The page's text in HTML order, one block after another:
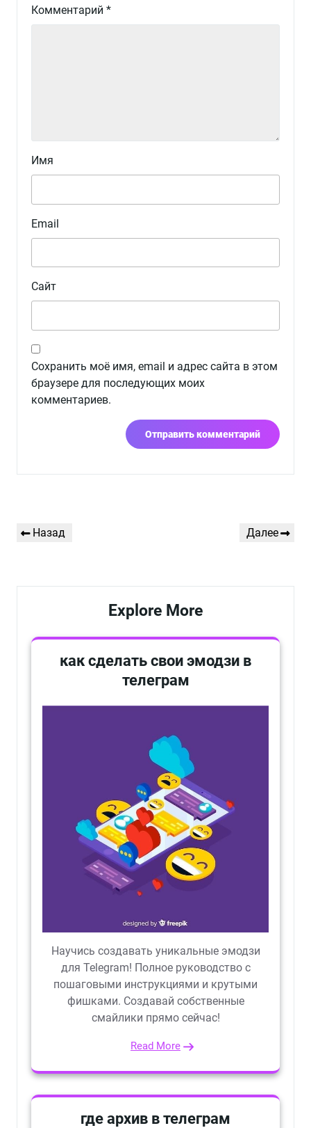
Комментарий *
Имя
Email
Сайт
Сохранить моё имя, email и адрес сайта в этом
браузере для последующих моих
комментариев.
по
Предыдущая
Назад
Следующая
Далее
Explore More
как сделать свои эмодзи в
телеграм
Научись создавать уникальные эмодзи
для Telegram! Полное руководство с
пошаговыми инструкциями и крутыми
фишками. Создавай собственные
смайлики прямо сейчас!
Read More
где архив в телеграм